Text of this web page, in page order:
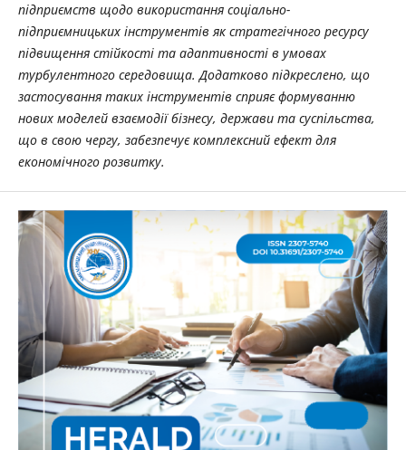
підприємств щодо використання соціально-
підприємницьких інструментів як стратегічного ресурсу
підвищення стійкості та адаптивності в умовах
турбулентного середовища. Додатково підкреслено, що
застосування таких інструментів сприяє формуванню
нових моделей взаємодії бізнесу, держави та суспільства,
що в свою чергу, забезпечує комплексний ефект для
економічного розвитку.